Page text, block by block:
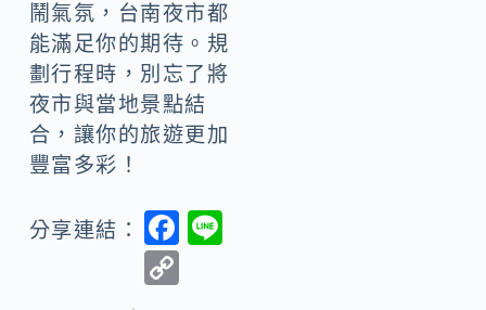
鬧氣氛，台南夜市都
能滿足你的期待。規
劃行程時，別忘了將
夜市與當地景點結
合，讓你的旅遊更加
豐富多彩！
分享連結：
F